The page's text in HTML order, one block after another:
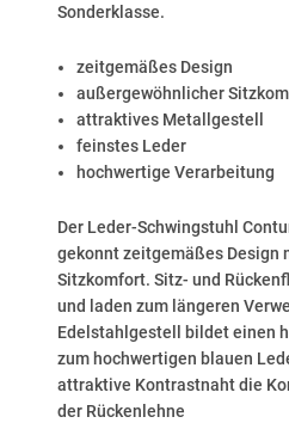
Sonderklasse.
zeitgemäßes Design
außergewöhnlicher
attraktives Metallgestell
feinstes Leder
hochwertige Verarbeitung
Der Leder-Schwingstuhl
gekonnt zeitgemäßes Design
Sitzkomfort. Sitz- und
und laden zum längeren
Edelstahlgestell bildet einen
zum hochwertigen blauen
attraktive Kontrastnaht die
der Rückenlehne